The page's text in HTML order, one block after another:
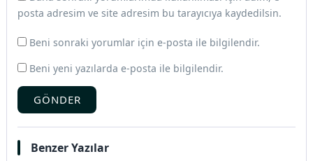
posta adresim ve site adresim bu tarayıcıya kaydedilsin.
Beni sonraki yorumlar için e-posta ile bilgilendir.
Beni yeni yazılarda e-posta ile bilgilendir.
GÖNDER
Benzer Yazılar